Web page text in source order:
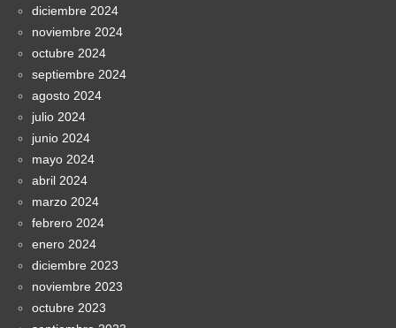
diciembre 2024
noviembre 2024
octubre 2024
septiembre 2024
agosto 2024
julio 2024
junio 2024
mayo 2024
abril 2024
marzo 2024
febrero 2024
enero 2024
diciembre 2023
noviembre 2023
octubre 2023